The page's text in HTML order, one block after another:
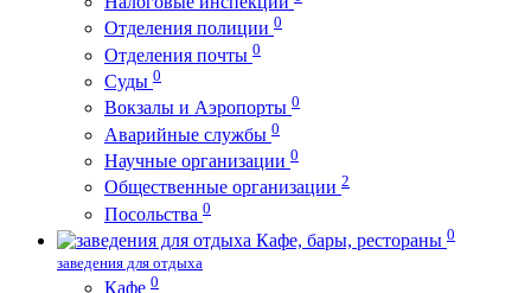
Отделения полиции 0
Отделения почты 0
Суды 0
Вокзалы и Аэропорты 0
Аварийные службы 0
Научные организации 0
Общественные организации 2
Посольства 0
Кафе, бары, рестораны 0
заведения для отдыха
Кафе 0